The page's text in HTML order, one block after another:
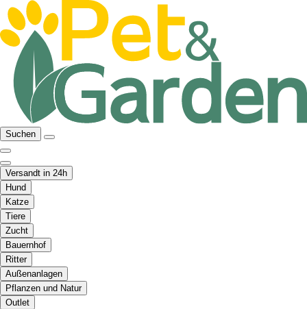
Suchen
Versandt in 24h
Hund
Katze
Tiere
Zucht
Bauernhof
Ritter
Außenanlagen
Pflanzen und Natur
Outlet